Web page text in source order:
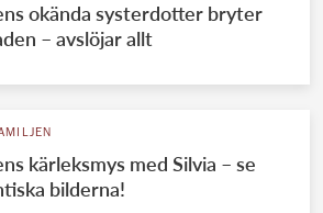
okända systerdotter bryter
– avslöjar allt
kärleksmys med Silvia – se
bilderna!